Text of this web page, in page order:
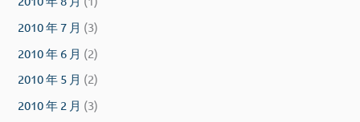
2010 年 7 月 (3)
2010 年 6 月 (2)
2010 年 5 月 (2)
2010 年 2 月 (3)